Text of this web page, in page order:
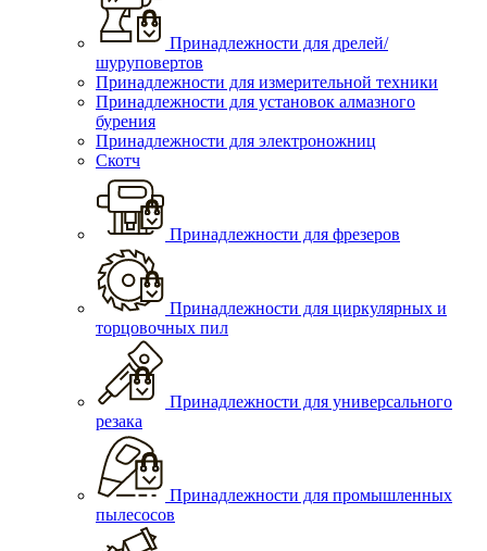
Принадлежности для дрелей/
шуруповертов
Принадлежности для измерительной техники
Принадлежности для установок алмазного
бурения
Принадлежности для электроножниц
Скотч
Принадлежности для фрезеров
Принадлежности для циркулярных и
торцовочных пил
Принадлежности для универсального
резака
Принадлежности для промышленных
пылесосов